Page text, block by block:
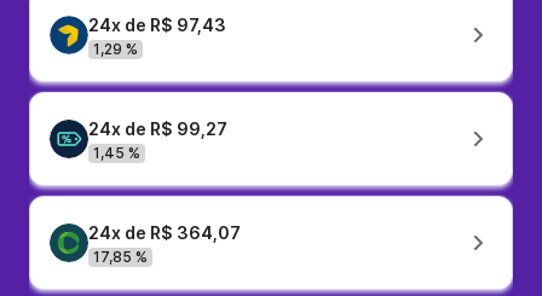
24x de R$ 97,43
1,29 %
24x de R$ 99,27
1,45 %
24x de R$ 364,07
17,85 %